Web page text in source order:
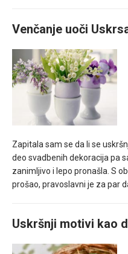
Venčanje uoči
Zapitala sam se da li se
deo svadbenih dekoracija pa
zanimljivo i lepo pronašla. S
prošao, pravoslavni je za par
Uskršnji motivi kao